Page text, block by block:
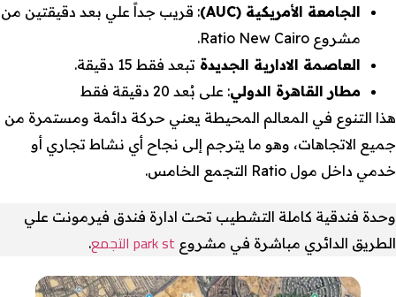
الجامعة الأمريكية (AUC)
: قريب جداً علي بعد دقيقتين من
مشروع Ratio New Cairo.
العاصمة الادارية الجديدة تبعد فقط 15 دقيقة.
مطار القاهرة الدولي: على بُعد 20 دقيقة فقط
هذا التنوع في المعالم المحيطة يعني حركة دائمة ومستمرة من
جميع الاتجاهات، وهو ما يترجم إلى نجاح أي نشاط تجاري أو
خدمي داخل مول Ratio التجمع الخامس.
وحدة فندقية كاملة التشطيب تحت ادارة فندق فيرمونت علي
الطريق الدائري مباشرة في مشروع park st التجمع .